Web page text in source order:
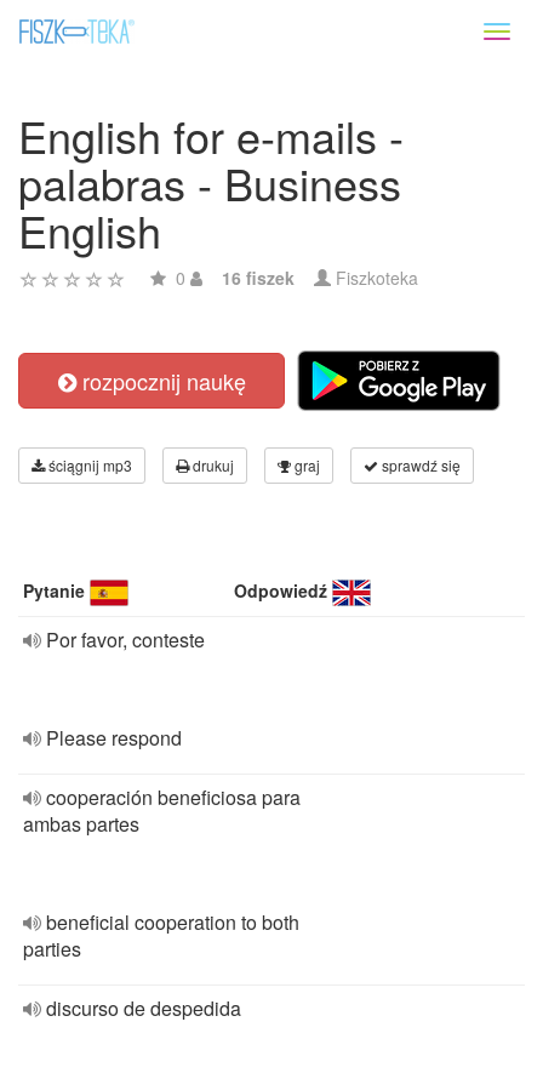
English for e-mails -
palabras - Business
English
0 16 fiszek Fiszkoteka
rozpocznij naukę
ściągnij mp3 drukuj graj sprawdź się
Pytanie Odpowiedź
Por favor, conteste
Please respond
cooperación beneficiosa para
ambas partes
beneficial cooperation to both
parties
discurso de despedida